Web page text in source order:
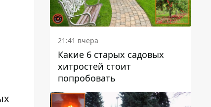
21:41 вчера
Какие 6 старых садовых
хитростей стоит
попробовать